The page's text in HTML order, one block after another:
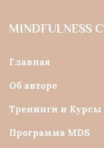
MINDFULNESS
Главная
Об авторе
Тренинги и Курсы
Программа MDS